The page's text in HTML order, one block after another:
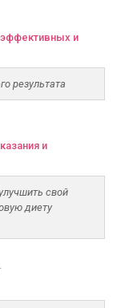
и
результата
и
свой
диету